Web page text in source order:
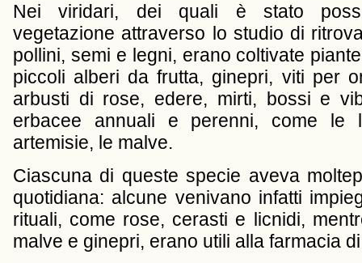
Nei viridari, dei quali è stato
vegetazione attraverso lo studio di
pollini, semi e legni, erano coltivate piante
piccoli alberi da frutta, ginepri, viti per
arbusti di rose, edere, mirti, bossi e
erbacee annuali e perenni, come le
artemisie, le malve.
Ciascuna di queste specie aveva
quotidiana: alcune venivano infatti
rituali, come rose, cerasti e licnidi,
malve e ginepri, erano utili alla farmacia